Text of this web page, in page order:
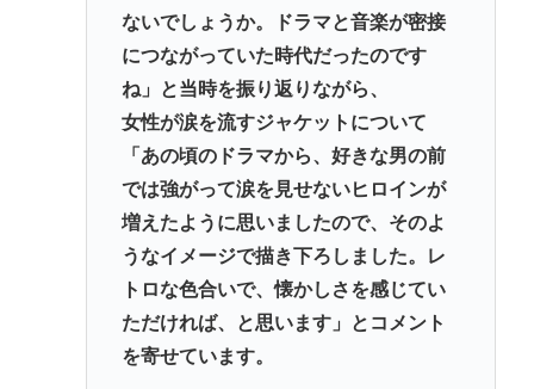
ないでしょうか。ドラマと音楽が密接
につながっていた時代だったのです
ね」と当時を振り返りながら、
女性が涙を流すジャケットについて
「あの頃のドラマから、好きな男の前
では強がって涙を見せないヒロインが
増えたように思いましたので、そのよ
うなイメージで描き下ろしました。レ
トロな色合いで、懐かしさを感じてい
ただければ、と思います」とコメント
を寄せています。